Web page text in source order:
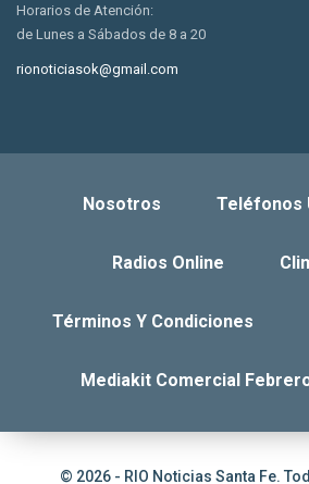
Horarios de Atención:
de Lunes a Sábados de 8 a 20
rionoticiasok@gmail.com
Nosotros Teléfonos
Radios Online
Términos Y Condiciones
Mediakit Comercial
© 2026 - RIO Noticias Santa Fe.